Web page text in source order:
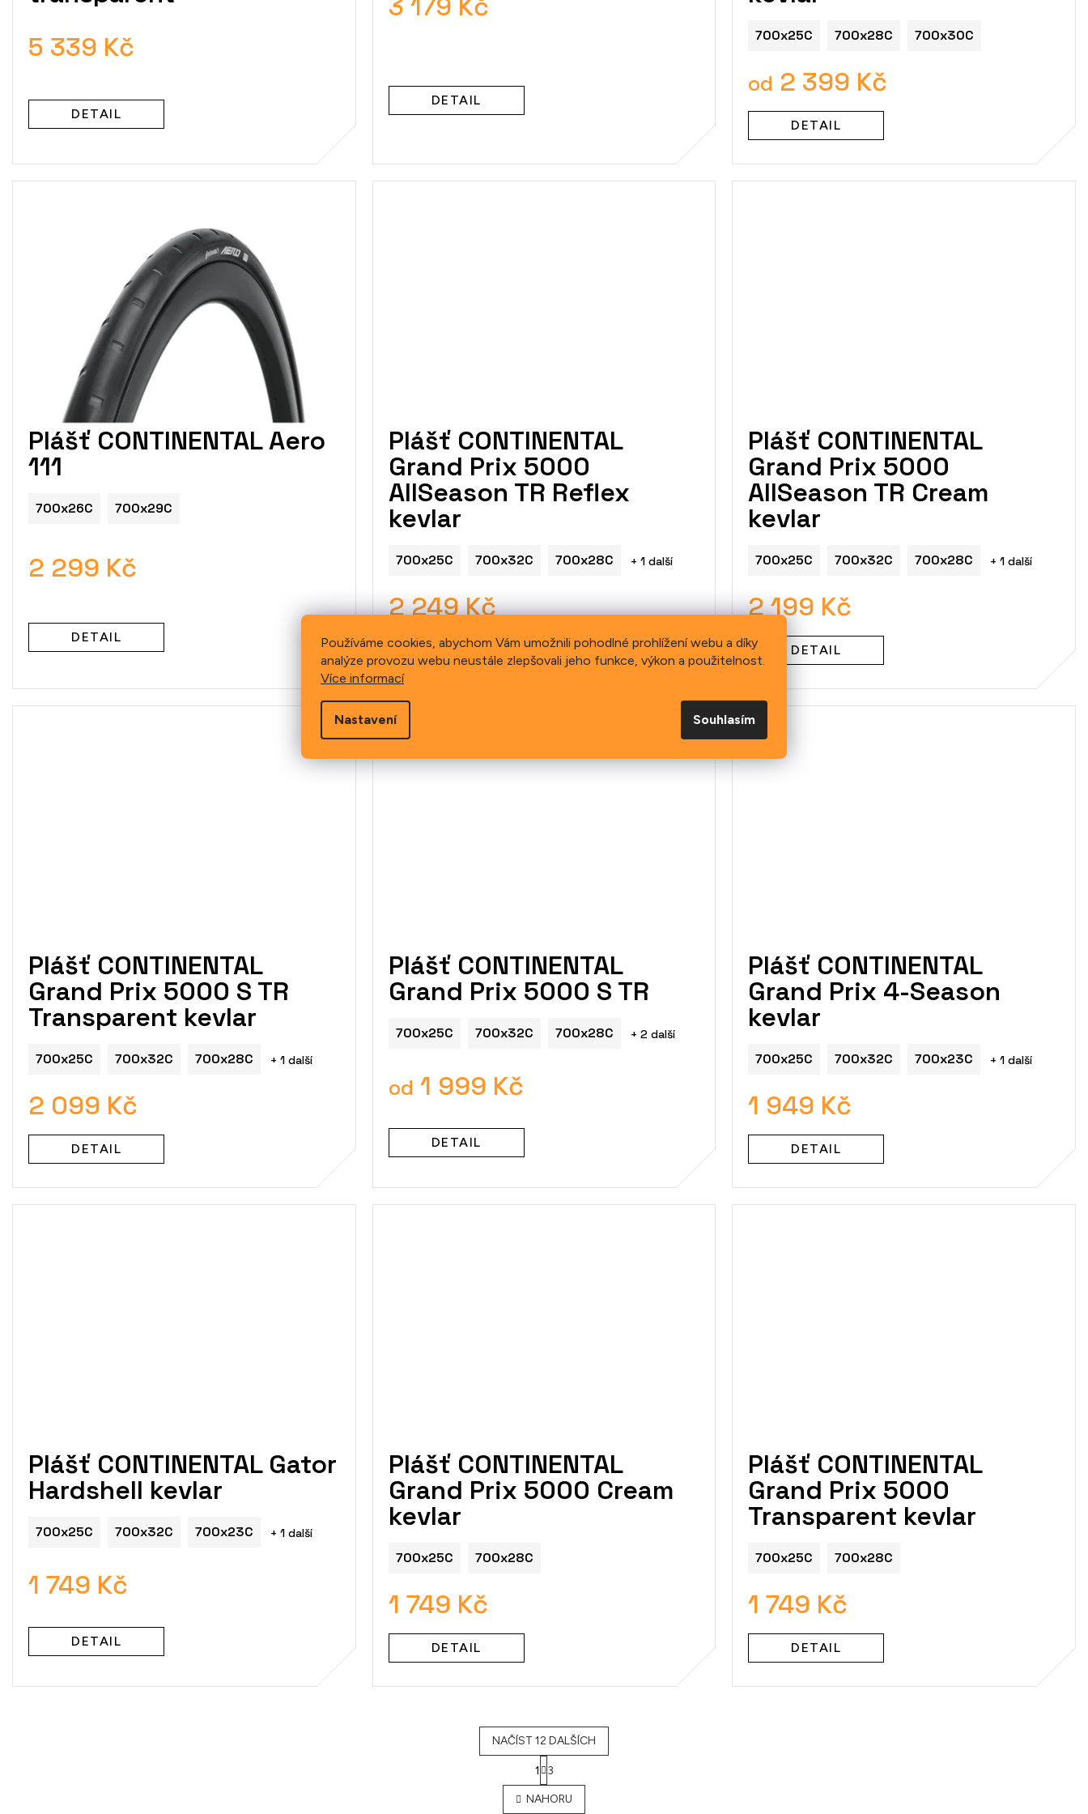
Používáme cookies, abychom Vám umožnili pohodlné prohlížení webu a díky
analýze provozu webu neustále zlepšovali jeho funkce, výkon a použitelnost.
Více informací
Nastavení Souhlasím
5 339 Kč
DETAIL
3 179 Kč
DETAIL
700x25C 700x28C 700x30C
od 2 399 Kč
DETAIL
Plášť CONTINENTAL Aero
111
700x26C 700x29C
2 299 Kč
DETAIL
Plášť CONTINENTAL
Grand Prix 5000
AllSeason TR Reflex
kevlar
700x25C 700x32C 700x28C + 1 další
2 249 Kč
DETAIL
Plášť CONTINENTAL
Grand Prix 5000
AllSeason TR Cream
kevlar
700x25C 700x32C 700x28C + 1 další
2 199 Kč
DETAIL
Plášť CONTINENTAL
Grand Prix 5000 S TR
Transparent kevlar
700x25C 700x32C 700x28C + 1 další
2 099 Kč
DETAIL
Plášť CONTINENTAL
Grand Prix 5000 S TR
700x25C 700x32C 700x28C + 2 další
od 1 999 Kč
DETAIL
Plášť CONTINENTAL
Grand Prix 4-Season
kevlar
700x25C 700x32C 700x23C + 1 další
1 949 Kč
DETAIL
Plášť CONTINENTAL Gator
Hardshell kevlar
700x25C 700x32C 700x23C + 1 další
1 749 Kč
DETAIL
Plášť CONTINENTAL
Grand Prix 5000 Cream
kevlar
700x25C 700x28C
1 749 Kč
DETAIL
Plášť CONTINENTAL
Grand Prix 5000
Transparent kevlar
700x25C 700x28C
1 749 Kč
DETAIL
O
v
l
NAČÍST 12 DALŠÍCH
1 3
NAHORU